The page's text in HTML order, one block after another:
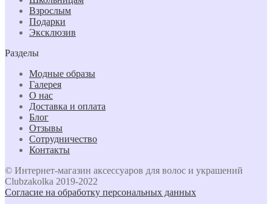
Взрослым
Подарки
Эксклюзив
Разделы
Модные образы
Галерея
О нас
Доставка и оплата
Блог
Отзывы
Сотрудничество
Контакты
© Интернет-магазин аксессуаров для волос и украшений
Clubzakolka 2019-2022
Согласие на обработку персональных данных